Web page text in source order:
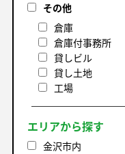
その他
倉庫
倉庫付事務所
貸しビル
貸し土地
工場
エリアから探す
金沢市内